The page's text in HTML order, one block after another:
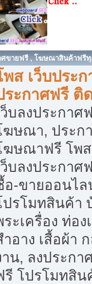
ศขายฟรี , โฆษณาสินค้าฟรี
พส เว็บประก
ระกาศฟรี ติ
ว็บลงประกา
ฆษณา, ประก
ฆษณาฟรี โพส
ว็บลงประกา
อ-ขายออนไล
ปรโมทสินค้า
ระเครื่อง ท่อง
ำอาง เสื้อผ้า
าน, ลงประก
รี โปรโมทสิ